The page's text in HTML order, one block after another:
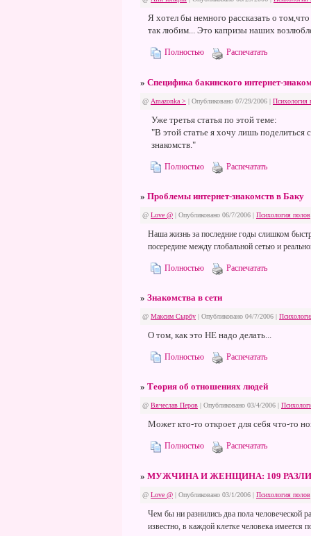
Я хотел бы немного рассказать о
так любим... Это капризы наших
Полностью Распечатать
» Специфика бакинского интернет-
@ Amazonka > | Опубликовано 07/29/2006 | Психология
Уже третья статья по этой теме:
"В этой статье я хочу лишь
знакомств."
Полностью Распечатать
» Проблемы интернет-знакомств в Баку
@ Love @ | Опубликовано 06/7/2006 | Психология полов
Наша жизнь за последние годы слишком
посередине между глобальной сетью и
Полностью Распечатать
» Знакомства в сети
@ Максим Сырбу | Опубликовано 04/7/2006 |
О том, как это НЕ надо делать...
Полностью Распечатать
» Теория об отношениях людей
@ Вячеслав Перов | Опубликовано 03/4/2006 |
Может кто-то откроет для себя что-то
Полностью Распечатать
» МУЖЧИНА И ЖЕНЩИНА: 109
@ Love @ | Опубликовано 03/1/2006 | Психология полов
Чем бы ни разнились два пола человеческой
известно, в каждой клетке человека